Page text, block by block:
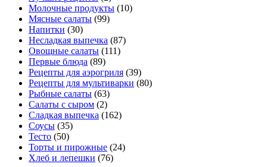
Молочные продукты (10)
Мясные салаты (99)
Напитки (30)
Несладкая выпечка (87)
Овощные салаты (111)
Первые блюда (89)
Рецепты для аэрогриля (39)
Рецепты для мультиварки (80)
Рыбные салаты (63)
Салаты с сыром (2)
Сладкая выпечка (162)
Соусы (35)
Тесто (50)
Торты и пирожные (24)
Хлеб и лепешки (76)